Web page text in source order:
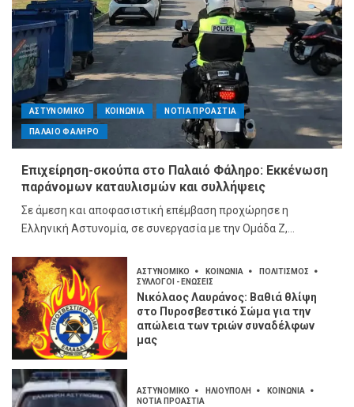
ΑΣΤΥΝΟΜΙΚΟ ΚΟΙΝΩΝΙΑ ΝΟΤΙΑ ΠΡΟΑΣΤΙΑ
ΠΑΛΑΙΟ ΦΑΛΗΡΟ
Επιχείρηση-σκούπα στο Παλαιό Φάληρο: Εκκένωση
παράνομων καταυλισμών και συλλήψεις
Σε άμεση και αποφασιστική επέμβαση προχώρησε η
Ελληνική Αστυνομία, σε συνεργασία με την Ομάδα Ζ,...
ΑΣΤΥΝΟΜΙΚΟ ΚΟΙΝΩΝΙΑ
ΠΟΛΙΤΙΣΜΟΣ
ΣΥΛΛΟΓΟΙ - ΕΝΩΣΕΙΣ
Νικόλαος Λαυράνος: Βαθιά θλίψη
στο Πυροσβεστικό Σώμα για την
απώλεια των τριών συναδέλφων
μας
ΑΣΤΥΝΟΜΙΚΟ ΗΛΙΟΥΠΟΛΗ
ΚΟΙΝΩΝΙΑ
ΝΟΤΙΑ ΠΡΟΑΣΤΙΑ